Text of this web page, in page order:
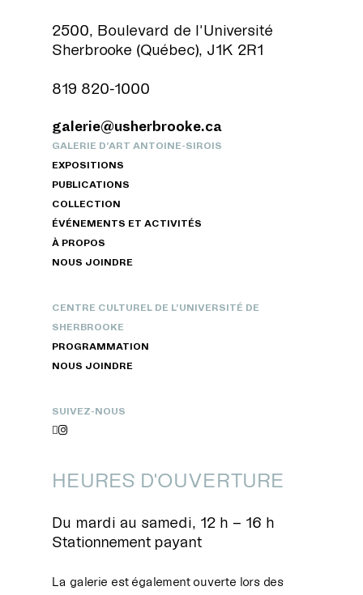
2500, Boulevard de l'Université
Sherbrooke (Québec), J1K 2R1
819 820-1000
galerie@usherbrooke.ca
GALERIE D’ART ANTOINE-SIROIS
EXPOSITIONS
PUBLICATIONS
COLLECTION
ÉVÉNEMENTS ET ACTIVITÉS
À PROPOS
NOUS JOINDRE
CENTRE CULTUREL DE L’UNIVERSITÉ DE
SHERBROOKE
PROGRAMMATION
NOUS JOINDRE
SUIVEZ-NOUS

HEURES D'OUVERTURE
Du mardi au samedi, 12 h – 16 h
Stationnement payant
La galerie est également ouverte lors des